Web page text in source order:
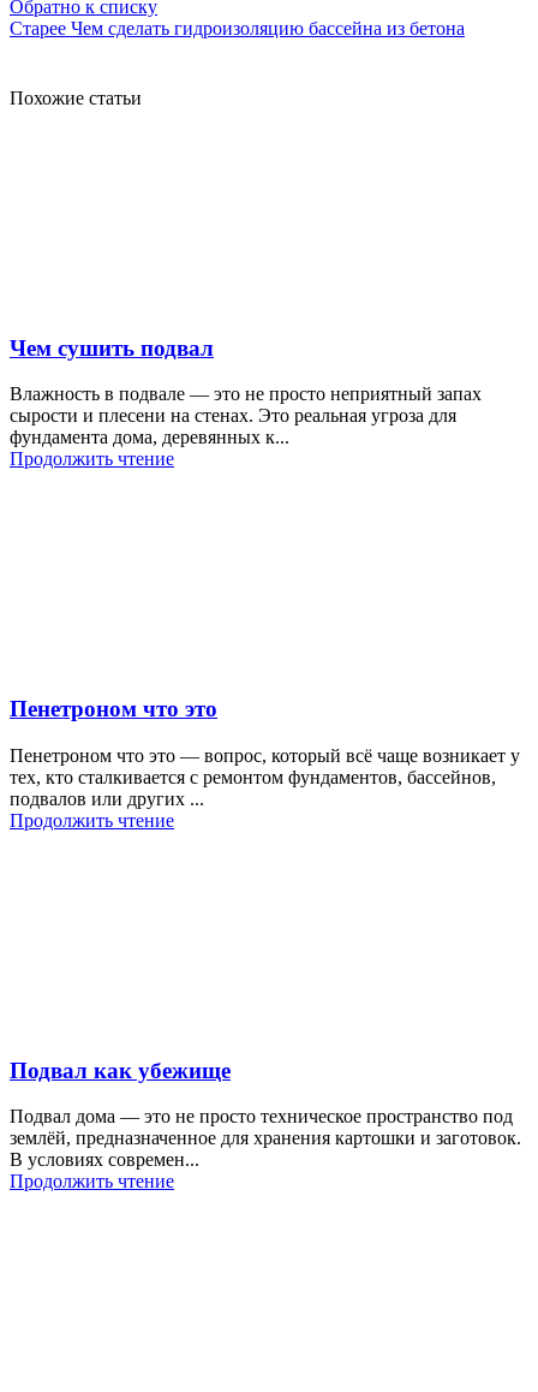
Обратно к списку
Старее Чем сделать гидроизоляцию бассейна из бетона
Похожие статьи
Чем сушить подвал
Влажность в подвале — это не просто неприятный запах
сырости и плесени на стенах. Это реальная угроза для
фундамента дома, деревянных к...
Продолжить чтение
Пенетроном что это
Пенетроном что это — вопрос, который всё чаще возникает у
тех, кто сталкивается с ремонтом фундаментов, бассейнов,
подвалов или других ...
Продолжить чтение
Подвал как убежище
Подвал дома — это не просто техническое пространство под
землёй, предназначенное для хранения картошки и заготовок.
В условиях современ...
Продолжить чтение